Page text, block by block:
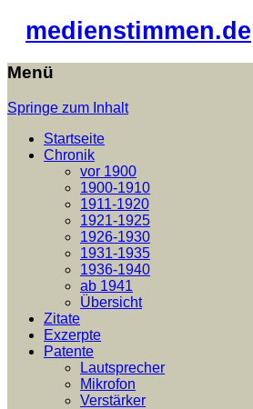
medienstimmen.de
Menü
Springe zum Inhalt
Startseite
Chronik
vor 1900
1900-1910
1911-1920
1921-1925
1926-1930
1931-1935
1936-1940
ab 1941
Übersicht
Zitate
Exzerpte
Patente
Lautsprecher
Mikrofon
Verstärker